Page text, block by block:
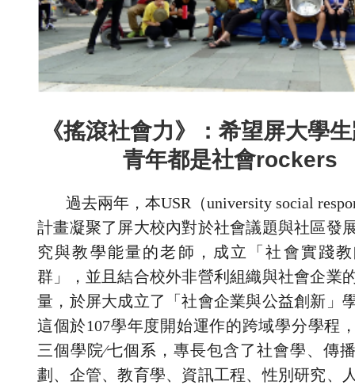
《搖滾社會力》：希望屏大學
青年都是社會rockers
過去兩年，本USR（university social
計畫凝聚了屏大校內對於社會議題與社區發
究與教學能量的老師，成立「社會實踐
群」，並且結合校外非營利組織與社會企業
量，於屏大成立了「社會企業與公益創新」
這個於107學年度開始運作的跨域學分學程
三個學院∕七個系，專長包含了社會學、傳
劃、企管、教育學、資訊工程、性別研究、